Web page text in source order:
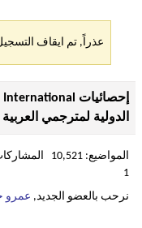
عذراً, تم ايقاف
الدولية لمترجمي العربية
1
نرحب بالعضو الجديد, عمرو